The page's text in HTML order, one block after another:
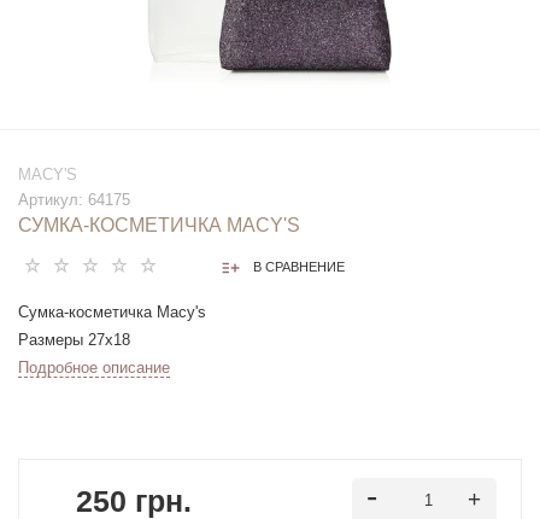
MACY'S
Артикул: 64175
СУМКА-КОСМЕТИЧКА MACY'S
В СРАВНЕНИЕ
Сумка-косметичка Macy's
Размеры 27х18
Подробное описание
250 грн.